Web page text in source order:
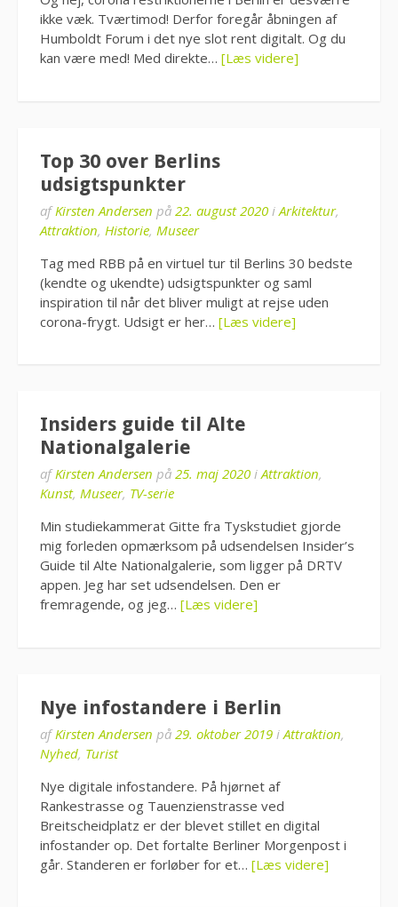
ikke væk. Tværtimod! Derfor foregår åbningen af
Humboldt Forum i det nye slot rent digitalt. Og du
kan være med! Med direkte… [Læs videre]
Top 30 over Berlins
udsigtspunkter
afKirsten Andersen på 22. august 2020 i Arkitektur,
Attraktion, Historie, Museer
Tag med RBB på en virtuel tur til Berlins 30 bedste
(kendte og ukendte) udsigtspunkter og saml
inspiration til når det bliver muligt at rejse uden
corona-frygt. Udsigt er her… [Læs videre]
Insiders guide til Alte
Nationalgalerie
afKirsten Andersen på 25. maj 2020 iAttraktion,
Kunst, Museer, TV-serie
Min studiekammerat Gitte fra Tyskstudiet gjorde
mig forleden opmærksom på udsendelsen Insider’s
Guide til Alte Nationalgalerie, som ligger på DRTV
appen. Jeg har set udsendelsen. Den er
fremragende, og jeg… [Læs videre]
Nye infostandere i Berlin
afKirsten Andersen på 29. oktober 2019 i Attraktion,
Nyhed, Turist
Nye digitale infostandere. På hjørnet af
Rankestrasse og Tauenzienstrasse ved
Breitscheidplatz er der blevet stillet en digital
infostander op. Det fortalte Berliner Morgenpost i
går. Standeren er forløber for et… [Læs videre]